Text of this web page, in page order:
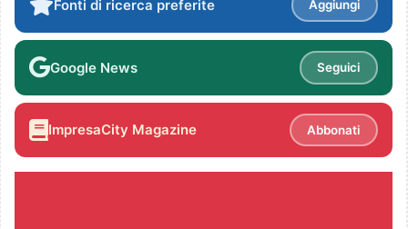
Fonti di ricerca preferite Aggiungi
Google News Seguici
ImpresaCity Magazine Abbonati